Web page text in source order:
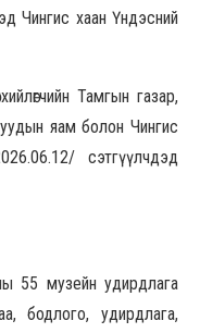
Чингис хаан Үндэсний
Тамгын газар,
яам болон Чингис
сэтгүүлчдэд
55 музейн удирдлага
бодлого, удирдлага,